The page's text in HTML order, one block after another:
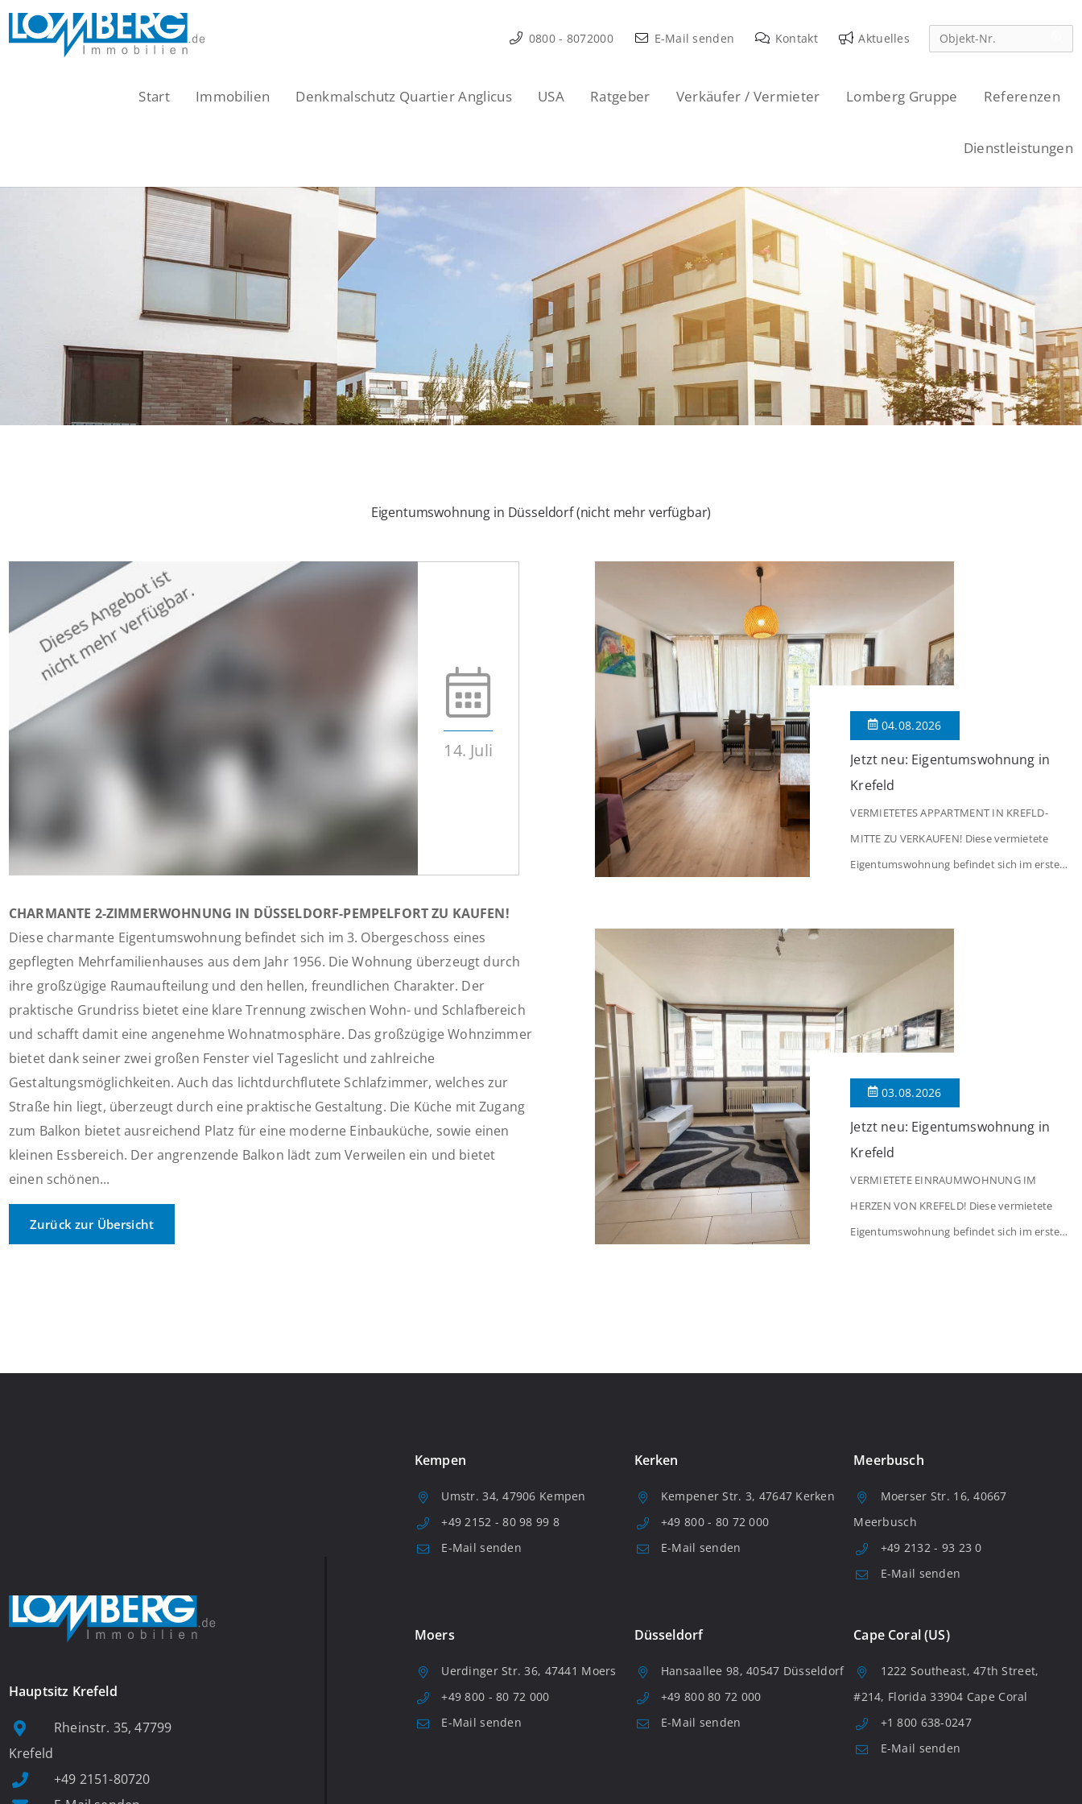
Zum
Inhalt
0800 - 8072000 E-Mail senden Kontakt Aktuelles
Start Immobilien Denkmalschutz Quartier Anglicus USA Ratgeber Verkäufer / Vermieter Lomberg Gruppe Referenzen
Dienstleistungen
Eigentumswohnung in Düsseldorf (nicht mehr verfügbar)
14. Juli
CHARMANTE 2-ZIMMERWOHNUNG IN DÜSSELDORF-PEMPELFORT ZU KAUFEN!
Diese charmante Eigentumswohnung befindet sich im 3. Obergeschoss eines
gepflegten Mehrfamilienhauses aus dem Jahr 1956. Die Wohnung überzeugt durch
ihre großzügige Raumaufteilung und den hellen, freundlichen Charakter. Der
praktische Grundriss bietet eine klare Trennung zwischen Wohn- und Schlafbereich
und schafft damit eine angenehme Wohnatmosphäre. Das großzügige Wohnzimmer
bietet dank seiner zwei großen Fenster viel Tageslicht und zahlreiche
Gestaltungsmöglichkeiten. Auch das lichtdurchflutete Schlafzimmer, welches zur
Straße hin liegt, überzeugt durch eine praktische Gestaltung. Die Küche mit Zugang
zum Balkon bietet ausreichend Platz für eine moderne Einbauküche, sowie einen
kleinen Essbereich. Der angrenzende Balkon lädt zum Verweilen ein und bietet
einen schönen...
Zurück zur Übersicht
04.08.2026
Jetzt neu: Eigentumswohnung in
Krefeld
VERMIETETES APPARTMENT IN KREFLD-
MITTE ZU VERKAUFEN! Diese vermietete
Eigentumswohnung befindet sich im ersten
über 34 m² Wohnfläche., welche sich wie
folgt aufteilen: Beim Betreten der Wohnung
befinden Sie sich in einer praktischen Diele,
welche ausreichend Platz für eine […]
03.08.2026
Jetzt neu: Eigentumswohnung in
Krefeld
VERMIETETE EINRAUMWOHNUNG IM
HERZEN VON KREFELD! Diese vermietete
Eigentumswohnung befindet sich im ersten
Hauptsitz Krefeld
Rheinstr. 35, 47799
Krefeld
+49 2151-80720
Kempen
Umstr. 34, 47906 Kempen
+49 2152 - 80 98 99 8
E-Mail senden
Kerken
Kempener Str. 3, 47647 Kerken
+49 800 - 80 72 000
E-Mail senden
Meerbusch
Moerser Str. 16, 40667
Meerbusch
+49 2132 - 93 23 0
E-Mail senden
Moers
Uerdinger Str. 36, 47441 Moers
+49 800 - 80 72 000
E-Mail senden
Düsseldorf
Hansaallee 98, 40547 Düsseldorf
+49 800 80 72 000
E-Mail senden
Cape Coral (US)
1222 Southeast, 47th Street,
#214, Florida 33904 Cape Coral
+1 800 638-0247
E-Mail senden